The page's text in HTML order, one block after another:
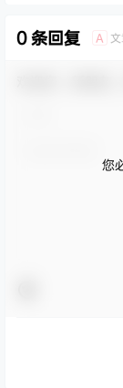
0 条回复 A
您